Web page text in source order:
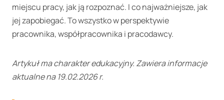
miejscu pracy, jak ją rozpoznać. I co najważniejsze, jak
jej zapobiegać. To wszystko w perspektywie
pracownika, współpracownika i pracodawcy.
Artykuł ma charakter edukacyjny. Zawiera informacje
aktualne na 19.02.2026 r.